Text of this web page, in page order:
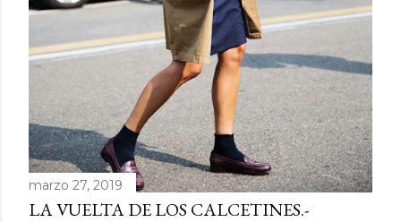
marzo 27, 2019
LA VUELTA DE LOS CALCETINES.-